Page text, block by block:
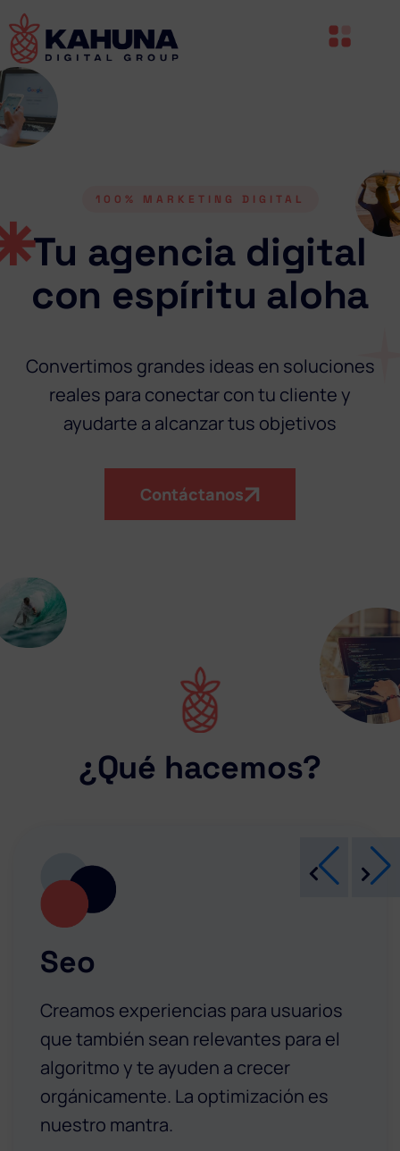
100% MARKETING DIGITAL
Tu agencia digital
con espíritu aloha
Convertimos grandes ideas en soluciones
reales para conectar con tu cliente y
ayudarte a alcanzar tus objetivos
Contáctanos
¿Qué hacemos?
Seo
Creamos experiencias para usuarios
que también sean relevantes para el
algoritmo y te ayuden a crecer
orgánicamente. La optimización es
nuestro mantra.